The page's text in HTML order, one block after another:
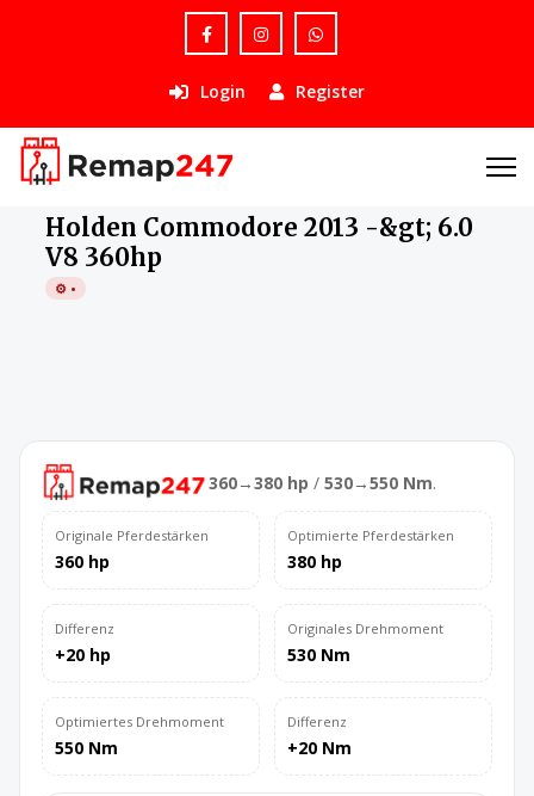
Login Register
Holden Commodore 2013 -&gt; 6.0
V8 360hp
⚙️ •
360→380 hp / 530→550 Nm.
Originale Pferdestärken
360 hp
Optimierte Pferdestärken
380 hp
Differenz
+20 hp
Originales Drehmoment
530 Nm
Optimiertes Drehmoment
550 Nm
Differenz
+20 Nm